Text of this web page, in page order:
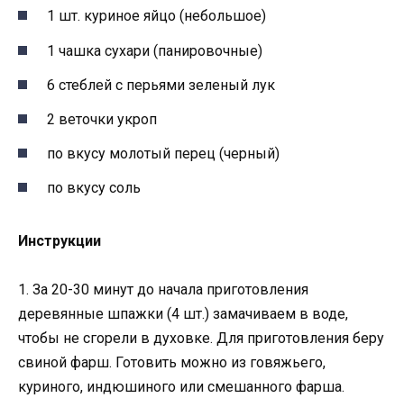
1 шт. куриное яйцо (небольшое)
1 чашка сухари (панировочные)
6 стеблей с перьями зеленый лук
2 веточки укроп
по вкусу молотый перец (черный)
по вкусу соль
Инструкции
1. За 20-30 минут до начала приготовления
деревянные шпажки (4 шт.) замачиваем в воде,
чтобы не сгорели в духовке. Для приготовления беру
свиной фарш. Готовить можно из говяжьего,
куриного, индюшиного или смешанного фарша.